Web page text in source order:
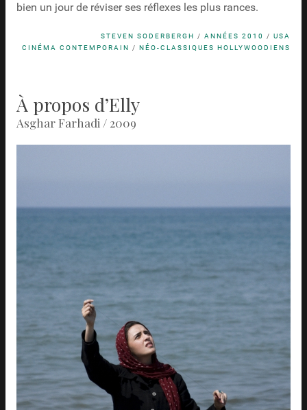
bien un jour de réviser ses réflexes les plus rances.
STEVEN SODERBERGH /ANNÉES 2010 /USA
CINÉMA CONTEMPORAIN /NÉO-CLASSIQUES HOLLYWOODIENS
À propos d’Elly
Asghar Farhadi / 2009